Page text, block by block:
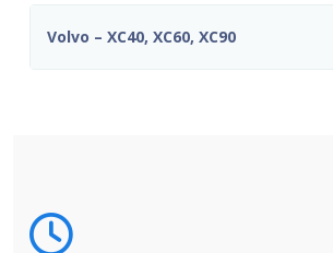
Volvo – XC40, XC60, XC90